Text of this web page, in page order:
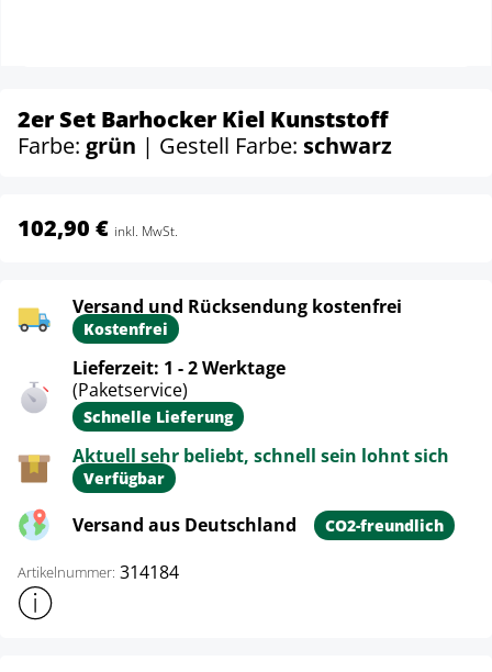
2er Set Barhocker Kiel Kunststoff
Farbe: grün | Gestell Farbe: schwarz
102,90 € inkl. MwSt.
Versand und Rücksendung kostenfrei
Kostenfrei
Lieferzeit: 1 - 2 Werktage
(Paketservice)
Schnelle Lieferung
Aktuell sehr beliebt, schnell sein lohnt sich
Verfügbar
Versand aus Deutschland CO2-freundlich
Artikelnummer: 314184
Weitere Produktinformationen anzeigen